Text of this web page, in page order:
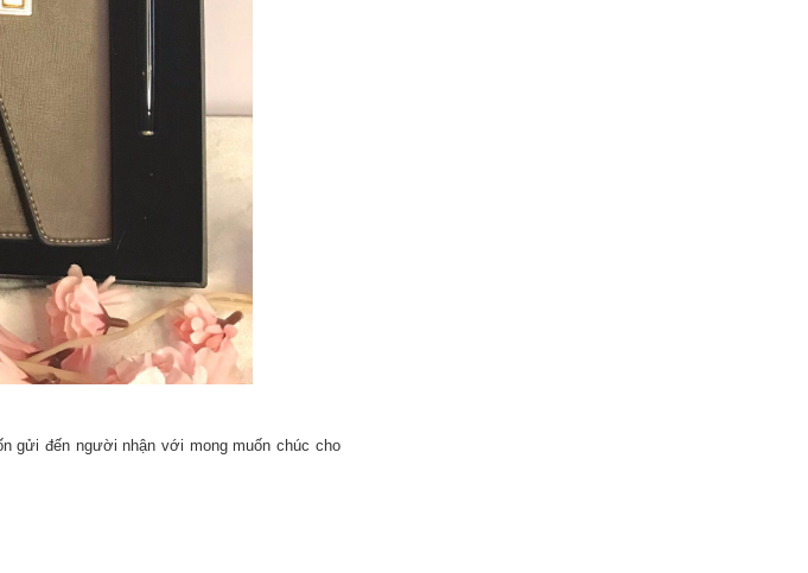
gửi đến người nhận với mong muốn chúc cho